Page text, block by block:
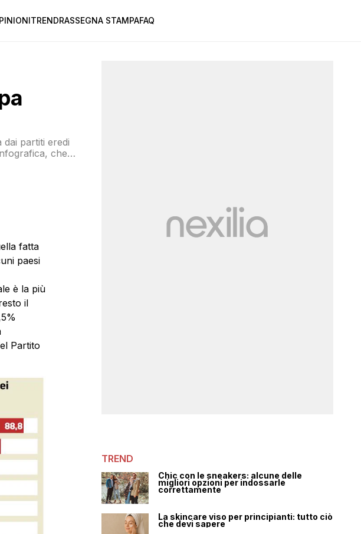
TRENDRASSEGNA STAMPAFAQ
dai partiti eredi
che
fatta
paesi
è la più
il
Partito
TREND
Chic con le sneakers: alcune delle
migliori opzioni per indossarle
correttamente
La skincare viso per principianti: tutto ciò
che devi sapere